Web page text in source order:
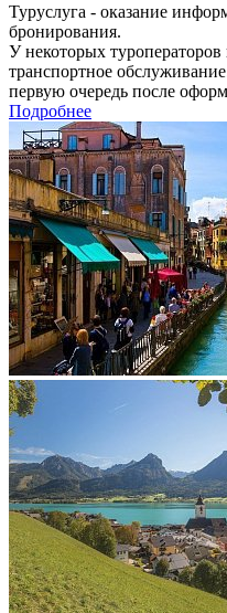
Туруслуга - оказание
бронирования.
У некоторых туроператоров
транспортное
первую очередь после
Подробнее